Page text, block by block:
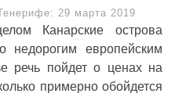
29 марта 2019
Канарские острова
недорогим европейским
речь пойдет о ценах на
примерно обойдется